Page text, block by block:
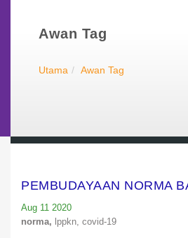
Awan Tag
Utama Awan Tag
PEMBUDAYAAN NORMA
Aug 11 2020
norma, lppkn, covid-19